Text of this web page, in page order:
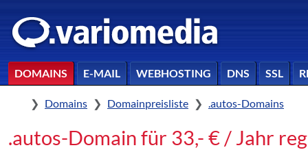
DOMAINS E-MAIL WEBHOSTING DNS SSL
HomeDomains Domainpreisliste .autos-Domains
.autos-Domain für 33,- € / Jahr